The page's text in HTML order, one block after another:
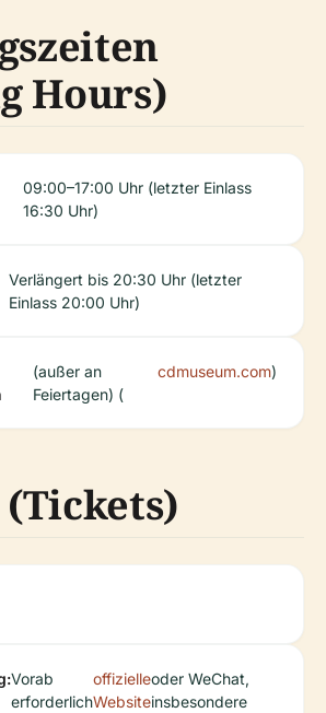
Hours)
09:00–17:00 Uhr (letzter Einlass
16:30 Uhr)
Verlängert bis 20:30 Uhr (letzter
Einlass 20:00 Uhr)
(außer an
Feiertagen) (
cdmuseum.com)
Vorab
erforderlich
offizielle
Website
oder WeChat,
insbesondere